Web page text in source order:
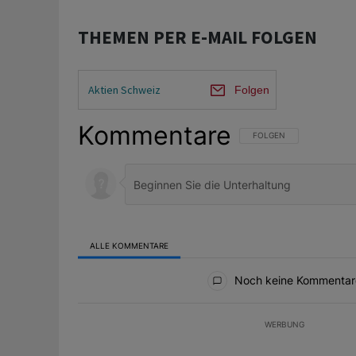
THEMEN PER E-MAIL FOLGEN
Aktien Schweiz Folgen
Kommentare FOLGE DIESER
FOLGEN
ALLE KOMMENTARE
Noch keine
WERBUNG